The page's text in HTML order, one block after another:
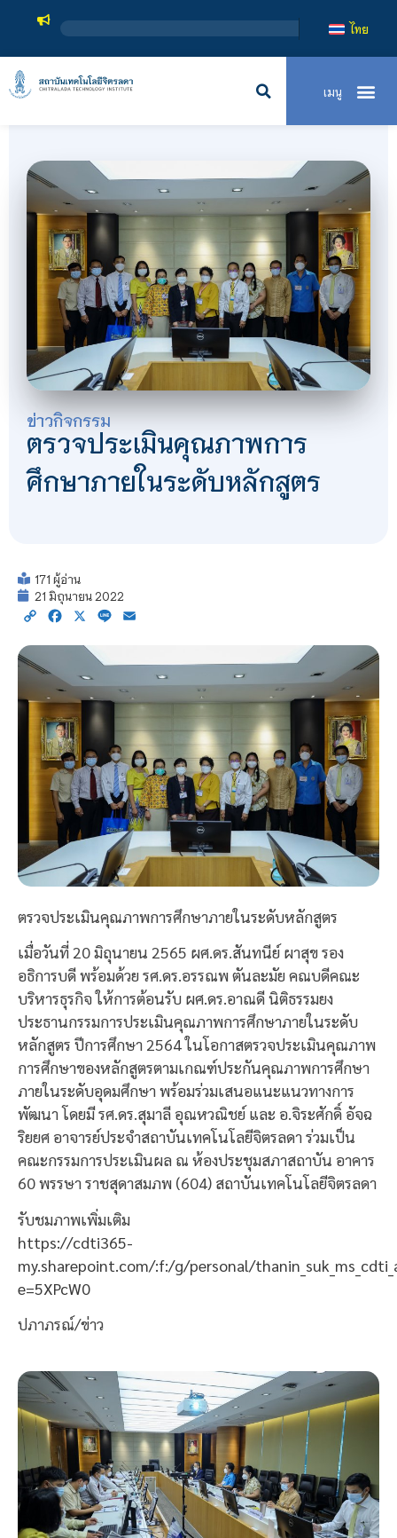
สถาบันเทคโน
ไทย
ข่าวกิจกรรม
ตรวจประเมินคุณภาพการ
ศึกษาภายในระดับหลักสูตร
171 ผู้อ่าน
21 มิถุนายน 2022
Copy Facebook
X Line
ตรวจประเมินคุณภาพการศึกษาภายในระดับหลักสูตร
เมื่อวันที่ 20 มิถุนายน 2565 ผศ.ดร.สันทนีย์ ผาสุข รอง
อธิการบดี พร้อมด้วย รศ.ดร.อรรณพ ตันละมัย คณบดีคณะ
บริหารธุรกิจ ให้การต้อนรับ ผศ.ดร.อาณดี นิติธรรมยง
ประธานกรรมการประเมินคุณภาพการศึกษาภายในระดับ
หลักสูตร ปีการศึกษา 2564 ในโอกาสตรวจประเมินคุณภาพ
การศึกษาของหลักสูตรตามเกณฑ์ประกันคุณภาพการศึกษา
ภายในระดับอุดมศึกษา พร้อมร่วมเสนอแนะแนวทางการ
พัฒนา โดยมี รศ.ดร.สุมาลี อุณหวณิชย์ และ อ.จิระศักดิ์ อัจฉ
ริยยศ อาจารย์ประจำสถาบันเทคโนโลยีจิตรลดา ร่วมเป็น
คณะกรรมการประเมินผล ณ ห้องประชุมสภาสถาบัน อาคาร
60 พรรษา ราชสุดาสมภพ (604) สถาบันเทคโนโลยีจิตรลดา
รับชมภาพเพิ่มเติม
https://cdti365-
my.sharepoint.com/:f:/g/personal/
e=5XPcW0
ปภาภรณ์/ข่าว